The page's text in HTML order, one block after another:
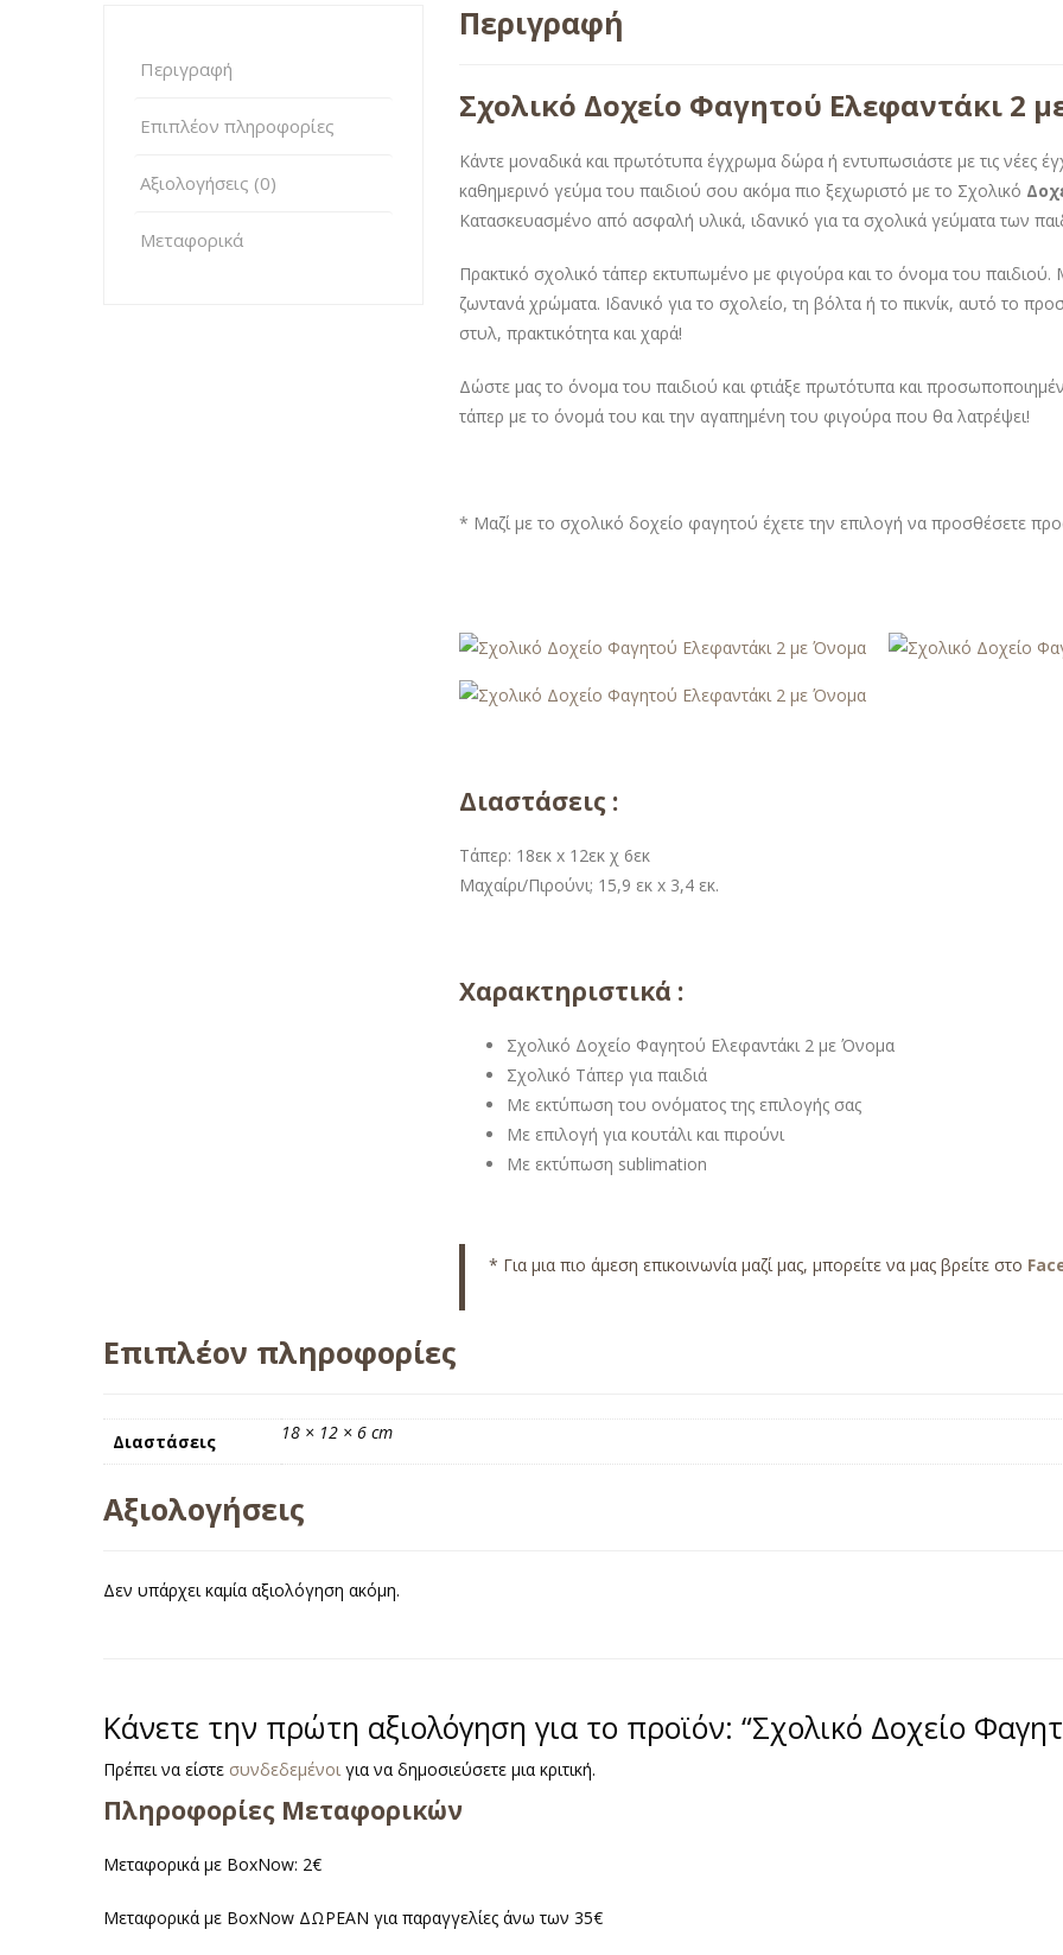
Περιγραφή
Επιπλέον πληροφορίες
Αξιολογήσεις (0)
Μεταφορικά
Περιγραφή
Σχολικό Δοχείο Φαγητού Ελεφαντάκι 2
Κάντε μοναδικά και πρωτότυπα έγχρωμα δώρα ή εντυπωσιάστε με τις νέες
καθημερινό γεύμα του παιδιού σου ακόμα πιο ξεχωριστό με το Σχολικό
Κατασκευασμένο από ασφαλή υλικά, ιδανικό για τα σχολικά γεύματα των
Πρακτικό σχολικό τάπερ εκτυπωμένο με φιγούρα και το όνομα του
ζωντανά χρώματα. Ιδανικό για το σχολείο, τη βόλτα ή το πικνίκ, αυτό το
στυλ, πρακτικότητα και χαρά!
Δώστε μας το όνομα του παιδιού και φτιάξε πρωτότυπα και
τάπερ με το όνομά του και την αγαπημένη του φιγούρα που θα λατρέψει!
* Μαζί με το σχολικό δοχείο φαγητού έχετε την επιλογή να προσθέσετε
Διαστάσεις :
Τάπερ: 18εκ x 12εκ χ 6εκ
Μαχαίρι/Πιρούνι; 15,9 εκ x 3,4 εκ.
Χαρακτηριστικά :
Σχολικό Δοχείο Φαγητού Ελεφαντάκι 2 με Όνομα
Σχολικό Τάπερ για παιδιά
Με εκτύπωση του ονόματος της επιλογής σας
Με επιλογή για κουτάλι και πιρούνι
Με εκτύπωση sublimation
* Για μια πιο άμεση επικοινωνία μαζί μας, μπορείτε να μας βρείτε στο
Επιπλέον πληροφορίες
Διαστάσεις 18 × 12 × 6 cm
Αξιολογήσεις
Δεν υπάρχει καμία αξιολόγηση ακόμη.
Κάνετε την πρώτη αξιολόγηση για το προϊόν: “Σχολικό Δοχείο
Πρέπει να είστε συνδεδεμένοιγια να δημοσιεύσετε μια κριτική.
Πληροφορίες Μεταφορικών
Μεταφορικά με BoxNow: 2€
Μεταφορικά με BoxNow ΔΩΡΕΑΝ για παραγγελίες άνω των 35€